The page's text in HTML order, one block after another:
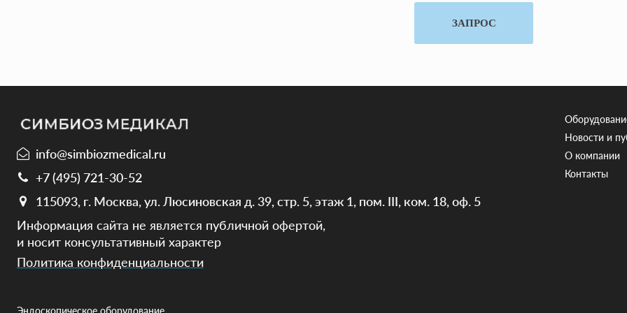
ЗАПРОС
info@simbiozmedical.ru
+7 (495) 721-30-52
115093, г. Москва, ул. Люсиновская д. 39, стр. 5, этаж 1, пом. III, ком. 18, оф. 5
Информация сайта не является публичной офертой,
и носит консультативный характер
Политика конфиденциальности
Новости и
О компании
Контакты
Эндоскопическое оборудование